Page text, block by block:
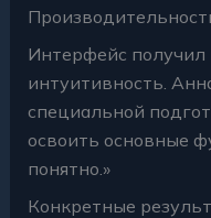
Интерфейс получил
интуитивность.
специальной
освоить основные
понятно.»
Конкретные